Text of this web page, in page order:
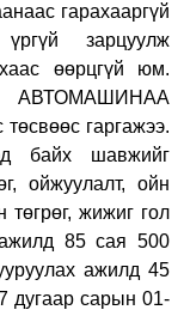
гарахааргүй
зарцуулж
өөрцгүй юм.
АВТОМАШИНАА
гаргажээ.
байх шавжийг
ойжуулалт, ойн
төгрөг, жижиг гол
85 сая 500
ажилд 45
дугаар сарын 01-